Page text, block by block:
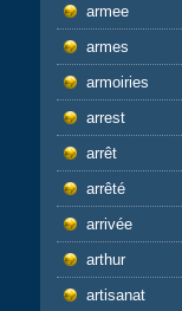
armee
armes
armoiries
arrest
arrêt
arrêté
arrivée
arthur
artisanat